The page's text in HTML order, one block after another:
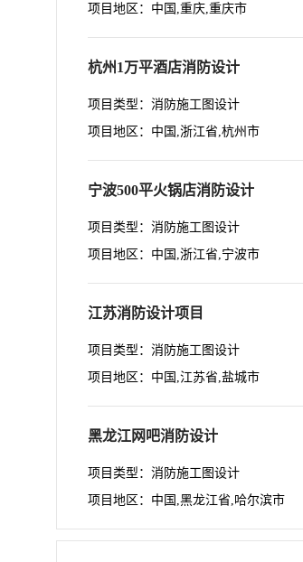
项目地区：中国,重庆,重庆市
杭州1万平酒店消防设计
项目类型：消防施工图设计
项目地区：中国,浙江省,杭州市
宁波500平火锅店消防设计
项目类型：消防施工图设计
项目地区：中国,浙江省,宁波市
江苏消防设计项目
项目类型：消防施工图设计
项目地区：中国,江苏省,盐城市
黑龙江网吧消防设计
项目类型：消防施工图设计
项目地区：中国,黑龙江省,哈尔滨市